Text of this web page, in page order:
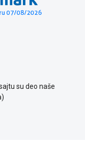
su deo naše